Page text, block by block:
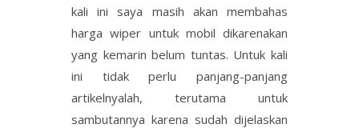
kali ini saya masih akan membahas
harga wiper untuk mobil dikarenakan
yang kemarin belum tuntas. Untuk kali
ini tidak perlu panjang-panjang
artikelnyalah, terutama untuk
sambutannya karena sudah dijelaskan